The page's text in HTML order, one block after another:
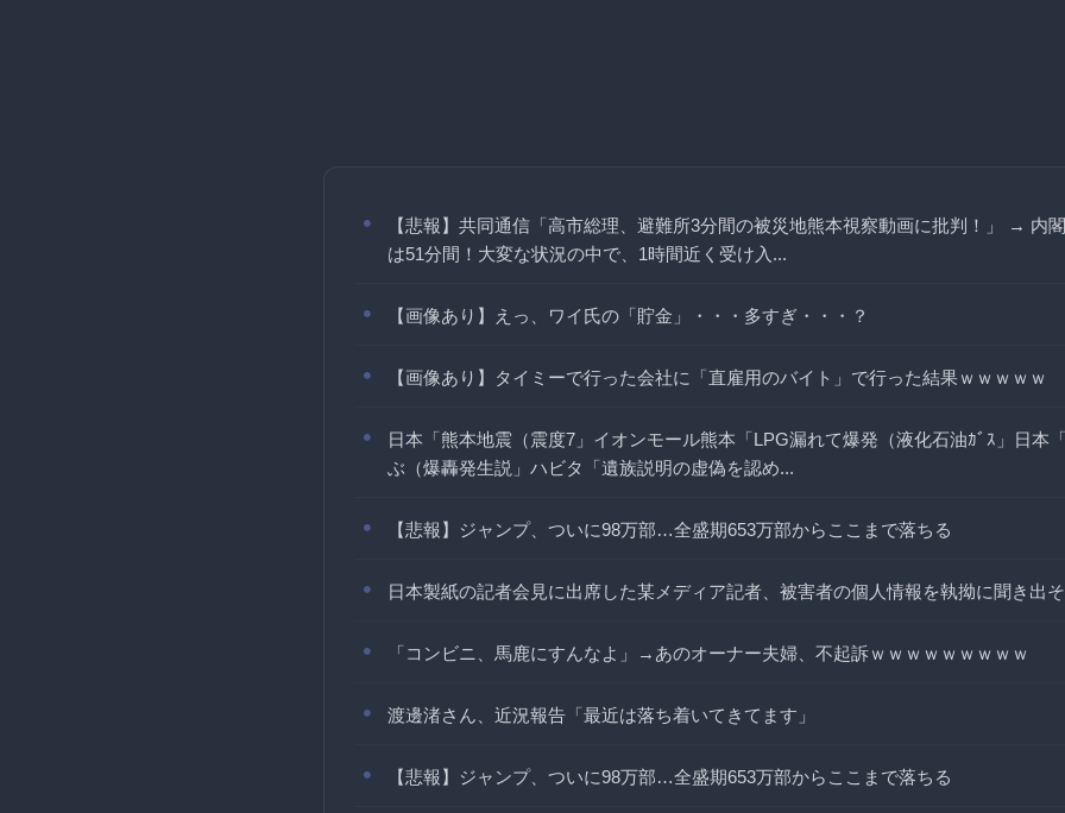
【悲報】共同通信「高市総理、避難所3分間の被災地熊本視察動画に批判！」 → 内
は51分間！大変な状況の中で、1時間近く受け入...
【画像あり】えっ、ワイ氏の「貯金」・・・多すぎ・・・？
【画像あり】タイミーで行った会社に「直雇用のバイト」で行った結果ｗｗｗｗｗ
日本「熊本地震（震度7」イオンモール熊本「LPG漏れて爆発（液化石油ｶﾞｽ」日本
ぶ（爆轟発生説」ハビタ「遺族説明の虚偽を認め...
【悲報】ジャンプ、ついに98万部…全盛期653万部からここまで落ちる
日本製紙の記者会見に出席した某メディア記者、被害者の個人情報を執拗に聞き
「コンビニ、馬鹿にすんなよ」→あのオーナー夫婦、不起訴ｗｗｗｗｗｗｗｗｗ
渡邊渚さん、近況報告「最近は落ち着いてきてます」
【悲報】ジャンプ、ついに98万部…全盛期653万部からここまで落ちる